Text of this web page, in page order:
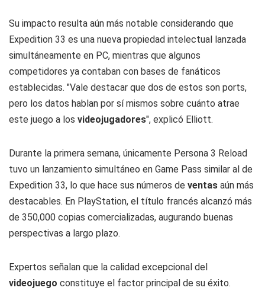
Su impacto resulta aún más notable considerando que
Expedition 33 es una nueva propiedad intelectual lanzada
simultáneamente en PC, mientras que algunos
competidores ya contaban con bases de fanáticos
establecidas. "Vale destacar que dos de estos son ports,
pero los datos hablan por sí mismos sobre cuánto atrae
este juego a los videojugadores", explicó Elliott.
Durante la primera semana, únicamente Persona 3 Reload
tuvo un lanzamiento simultáneo en Game Pass similar al de
Expedition 33, lo que hace sus números de ventas aún más
destacables. En PlayStation, el título francés alcanzó más
de 350,000 copias comercializadas, augurando buenas
perspectivas a largo plazo.
Expertos señalan que la calidad excepcional del
videojuego constituye el factor principal de su éxito.